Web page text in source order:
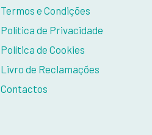
Termos e Condições
Política de Privacidade
Política de Cookies
Livro de Reclamações
Contactos